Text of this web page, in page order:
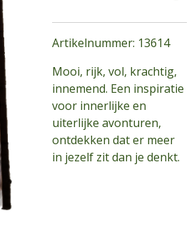
Artikelnummer: 13614
Mooi, rijk, vol, krachtig,
innemend. Een inspiratie
voor innerlijke en
uiterlijke avonturen,
ontdekken dat er meer
in jezelf zit dan je denkt.